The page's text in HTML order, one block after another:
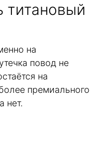
титановый
на
повод не
на
премиального
нет.